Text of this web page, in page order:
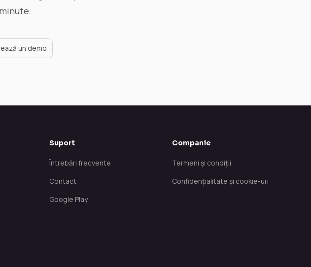
un demo
Suport
Întrebări frecvente
Contact
Google Play
Companie
Termeni și condiții
Confidențialitate și cookie-uri